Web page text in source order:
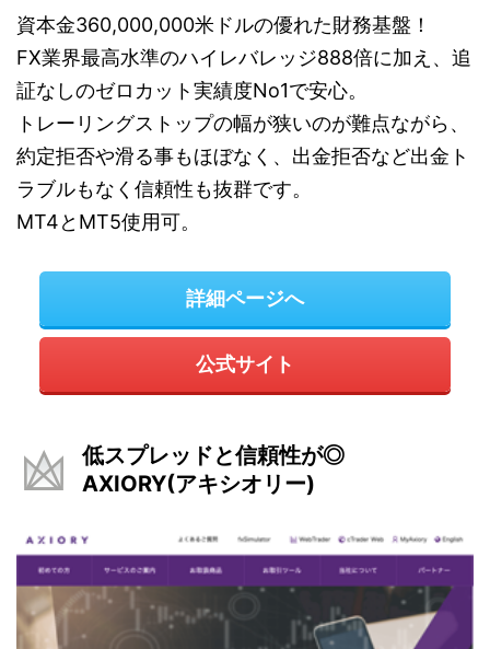
資本金360,000,000米ドルの優れた財務基盤！
FX業界最高水準のハイレバレッジ888倍に加え、追
証なしのゼロカット実績度No1で安心。
トレーリングストップの幅が狭いのが難点ながら、
約定拒否や滑る事もほぼなく、出金拒否など出金ト
ラブルもなく信頼性も抜群です。
MT4とMT5使用可。
詳細ページへ
公式サイト
低スプレッドと信頼性が◎
AXIORY(アキシオリー)